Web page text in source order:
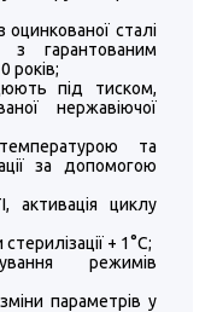
оцинкованої сталі
гарантованим
років;
під тиском,
нержавіючої
та
за допомогою
активація циклу
+ 1°С;
режимів
параметрів у